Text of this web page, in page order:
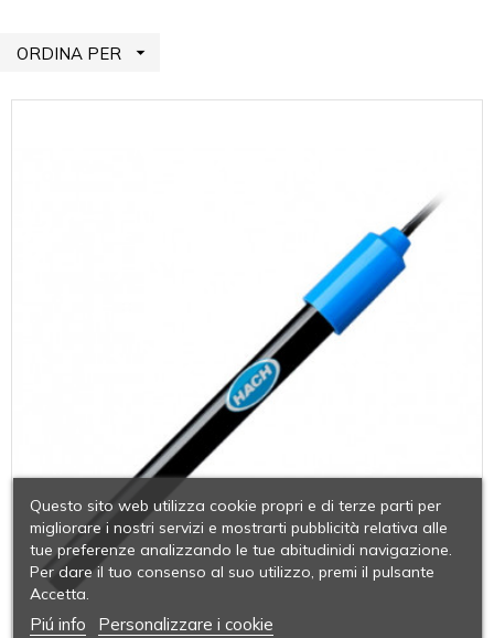
ORDINA PER 
Questo sito web utilizza cookie propri e di terze parti per
migliorare i nostri servizi e mostrarti pubblicità relativa alle
tue preferenze analizzando le tue abitudinidi navigazione.
Per dare il tuo consenso al suo utilizzo, premi il pulsante
Accetta.
Piú info Personalizzare i cookie